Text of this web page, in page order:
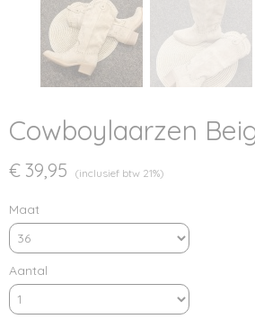
Cowboylaarzen
€ 39,95 (inclusief btw 21%)
Maat
Aantal